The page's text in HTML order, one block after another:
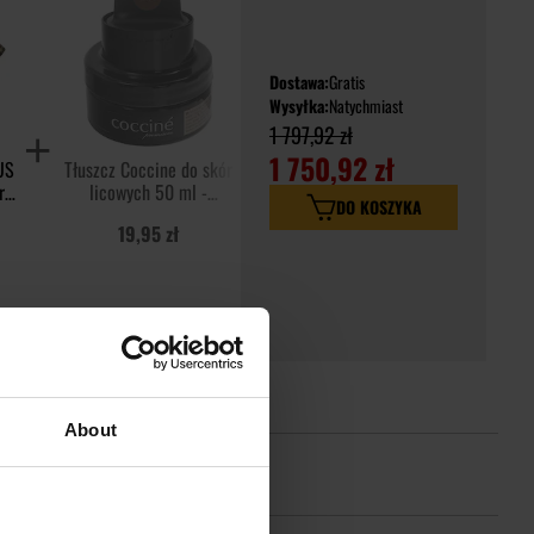
About
Tłuszcz Coccine do skór
licowych 50 ml -
19,95 zł
Dostawa:Gratis
Wysyłka:Natychmiast
1 797,92 zł
1 750,92 zł
DO KOSZYKA